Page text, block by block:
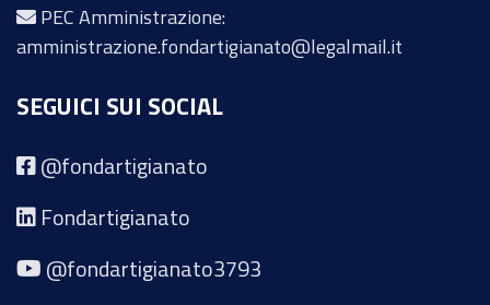
PEC Amministrazione:
amministrazione.fondartigianato@legalmail.it
SEGUICI SUI SOCIAL
@fondartigianato
Fondartigianato
@fondartigianato3793